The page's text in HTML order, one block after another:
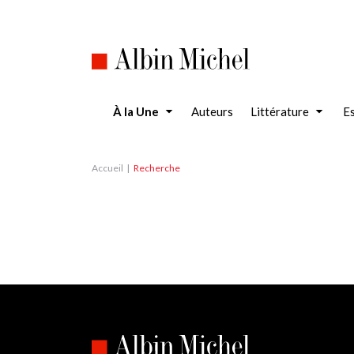
À la Une Auteurs Littérature
Accueil Recherche